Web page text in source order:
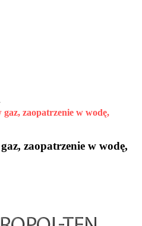
zaopatrzenie w wodę,
zaopatrzenie w wodę,